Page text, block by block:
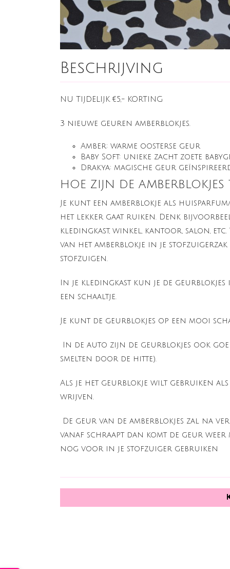
Beschrijving
NU TIJDELIJK €5,- KORTING
3 nieuwe geuren amberblokjes.
Amber: warme oosterse geur
Baby Soft: unieke zacht zoete
Drakya: magische geur
HOE ZIJN DE
Je kunt een amberblokje als
het lekker gaat ruiken. Denk
kledingkast, winkel, kantoor, salon,
van het amberblokje in je
stofzuigen.
In je kledingkast kun je de
een schaaltje.
Je kunt de geurblokjes op een mooi
In de auto zijn de geurblokjes ook
smelten door de hitte).
Als je het geurblokje wilt gebruiken
wrijven.
De geur van de amberblokjes zal na
vanaf schraapt dan komt de geur
nog voor in je stofzuiger gebruiken